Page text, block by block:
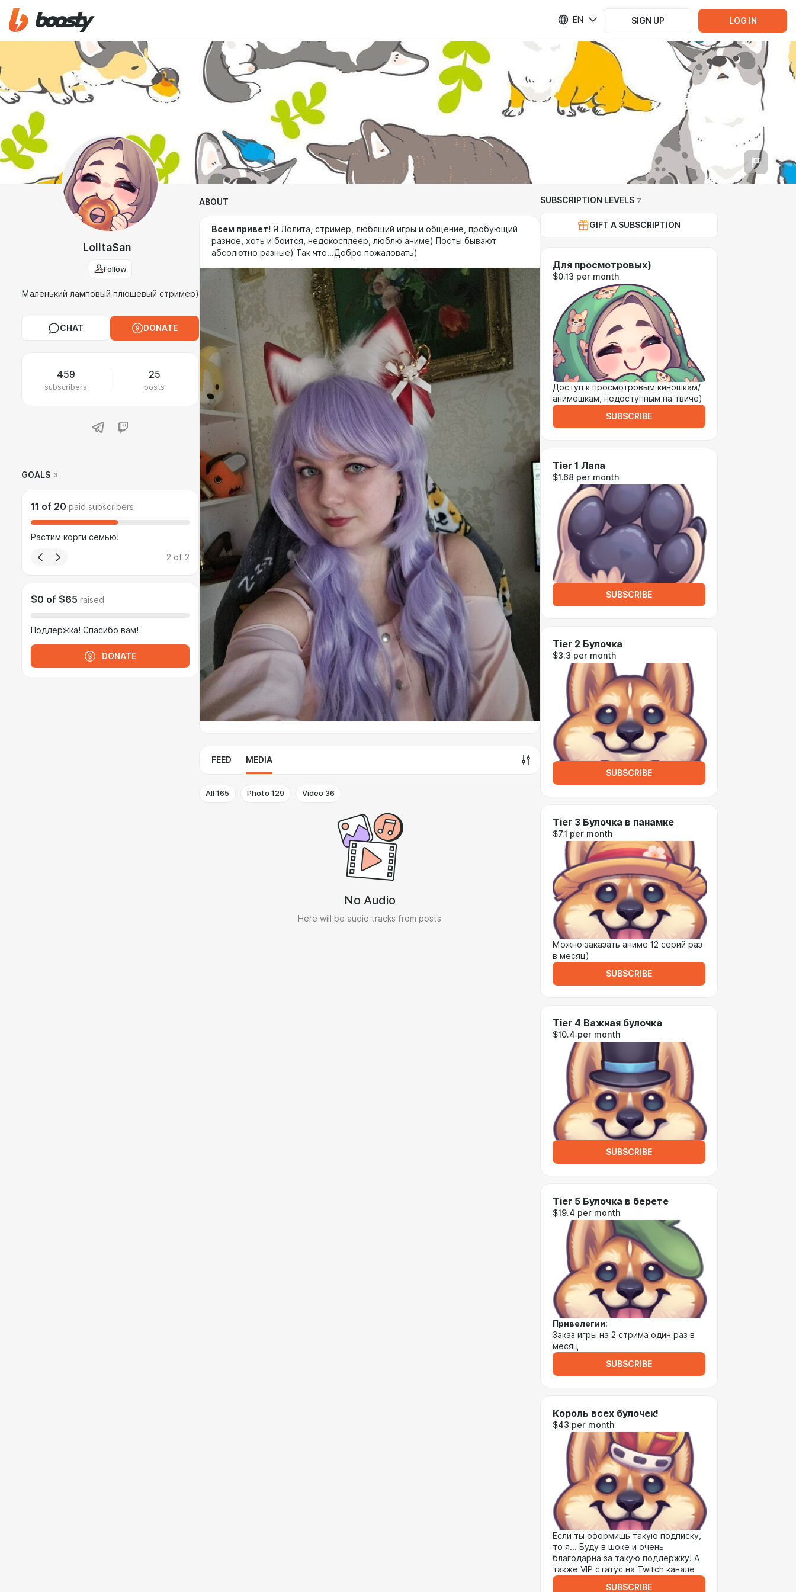
EN SIGN UP LOG IN
LolitaSan
Follow
Маленький ламповый плюшевый стример)
CHAT DONATE
459
subscribers
25
posts
GOALS 3
11 of 20 paid subscribers
Растим корги семью!
2 of 2
$0 of $65 raised
Поддержка! Спасибо вам!
DONATE
ABOUT
Всем привет! Я Лолита, стример, любящий игры и общение, пробующий
разное, хоть и боится, недокосплеер, люблю аниме) Посты бывают
абсолютно разные) Так что...Добро пожаловать)
FEED MEDIA
All165 Photo 129 Video 36
No Audio
Here will be audio tracks from posts
SUBSCRIPTION LEVELS 7
GIFT A SUBSCRIPTION
Для просмотровых)
$0.13 per month
Доступ к просмотровым киношкам/
анимешкам, недоступным на твиче)
SUBSCRIBE
Tier 1 Лапа
$1.68 per month
SUBSCRIBE
Tier 2 Булочка
$3.3 per month
SUBSCRIBE
Tier 3 Булочка в панамке
$7.1 per month
Можно заказать аниме 12 серий раз
в месяц)
SUBSCRIBE
Tier 4 Важная булочка
$10.4 per month
SUBSCRIBE
Tier 5 Булочка в берете
$19.4 per month
Привелегии:
Заказ игры на 2 стрима один раз в
месяц
SUBSCRIBE
Король всех булочек!
$43 per month
Если ты оформишь такую подписку,
то я... Буду в шоке и очень
благодарна за такую поддержку! А
также VIP статус на Twitch канале
SUBSCRIBE